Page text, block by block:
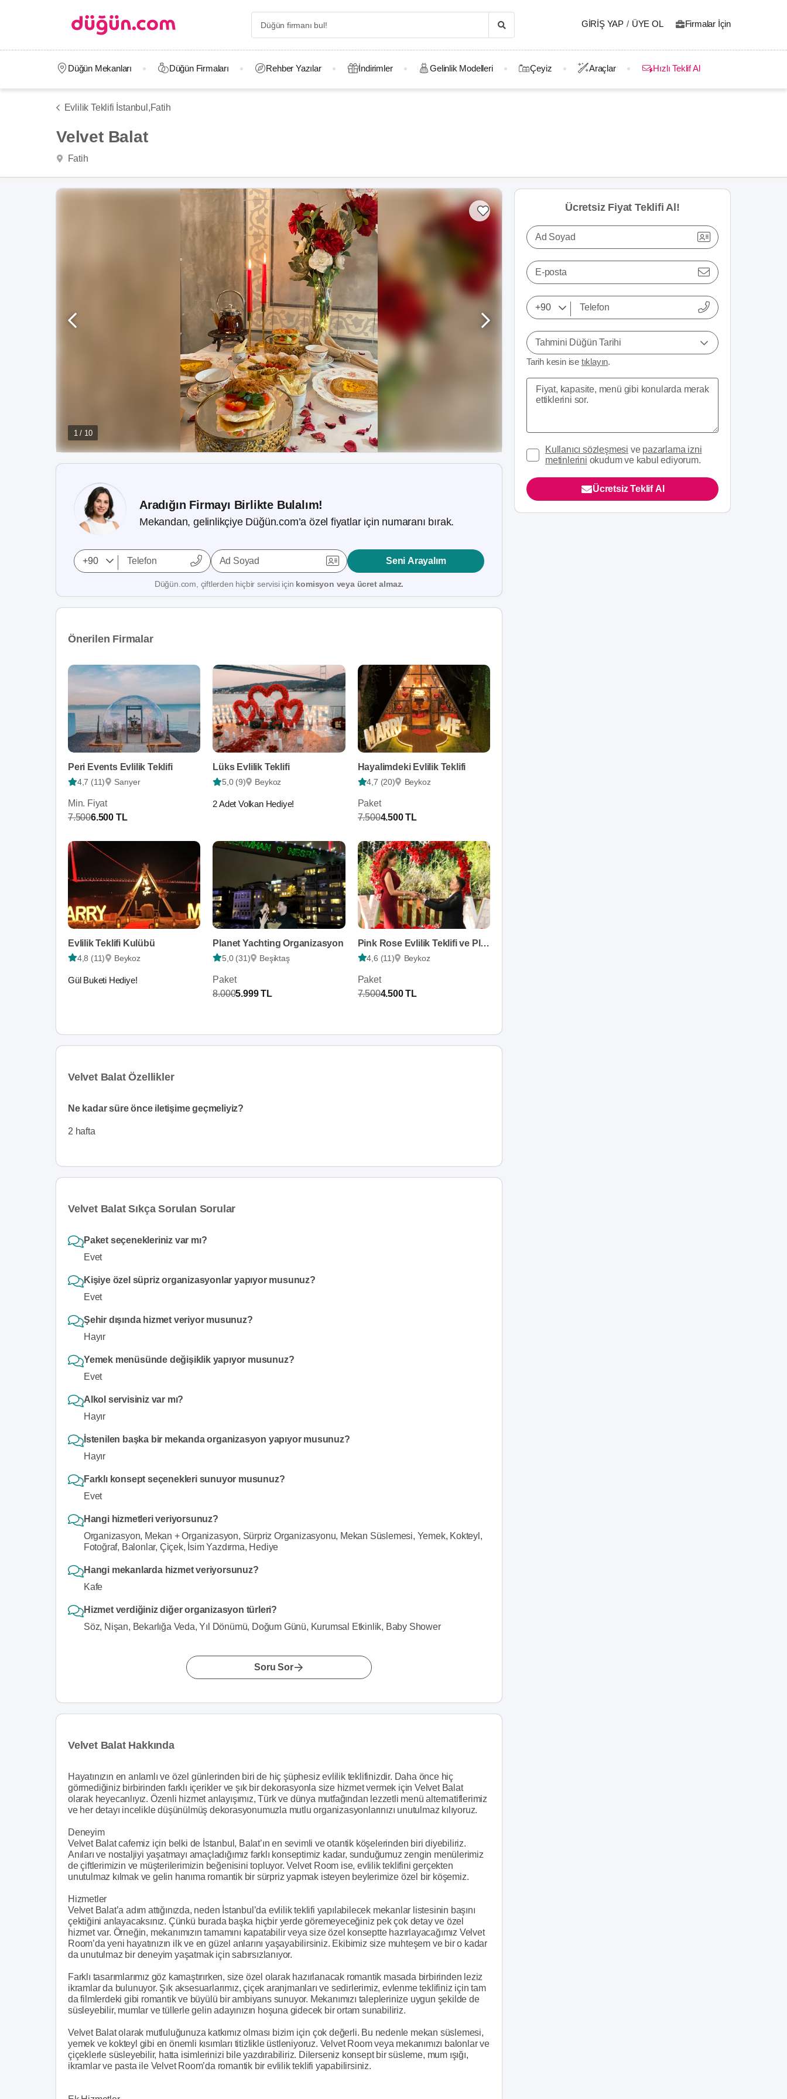
GIRIŞ YAP / ÜYE OL Firmalar İçin
Düğün Mekanları Düğün Firmaları Rehber Yazılar İndirimler Gelinlik Modelleri Çeyiz Araçlar Hızlı Teklif Al
Evlilik Teklifi İstanbul,Fatih
Velvet Balat
Fatih
1 / 10
Aradığın Firmayı Birlikte Bulalım!
Mekandan, gelinlikçiye Düğün.com’a özel fiyatlar için numaranı bırak.
Ad Soyad Seni Arayalım
Düğün.com, çiftlerden hiçbir servisi için komisyon veya ücret almaz.
Önerilen Firmalar
Peri Events Evlilik Teklifi
4,7 (11) Sarıyer
Min. Fiyat
7.5006.500 TL
Lüks Evlilik Teklifi
5,0 (9) Beykoz
2 Adet Volkan Hediye!
Hayalimdeki Evlilik Teklifi
4,7 (20) Beykoz
Paket
7.5004.500 TL
Evlilik Teklifi Kulübü
4,8 (11) Beykoz
Gül Buketi Hediye!
Planet Yachting Organizasyon
5,0 (31) Beşiktaş
Paket
8.0005.999 TL
Pink Rose Evlilik Teklifi ve Plato
4,6 (11) Beykoz
Paket
7.5004.500 TL
Velvet Balat Özellikler
Ne kadar süre önce iletişime geçmeliyiz?
2 hafta
Velvet Balat Sıkça Sorulan Sorular
Paket seçenekleriniz var mı?
Evet
Kişiye özel süpriz organizasyonlar yapıyor musunuz?
Evet
Şehir dışında hizmet veriyor musunuz?
Hayır
Yemek menüsünde değişiklik yapıyor musunuz?
Evet
Alkol servisiniz var mı?
Hayır
İstenilen başka bir mekanda organizasyon yapıyor musunuz?
Hayır
Farklı konsept seçenekleri sunuyor musunuz?
Evet
Hangi hizmetleri veriyorsunuz?
Organizasyon, Mekan + Organizasyon, Sürpriz Organizasyonu, Mekan Süslemesi, Yemek, Kokteyl,
Fotoğraf, Balonlar, Çiçek, İsim Yazdırma, Hediye
Hangi mekanlarda hizmet veriyorsunuz?
Kafe
Hizmet verdiğiniz diğer organizasyon türleri?
Söz, Nişan, Bekarlığa Veda, Yıl Dönümü, Doğum Günü, Kurumsal Etkinlik, Baby Shower
Soru Sor
Velvet Balat Hakkında
Hayatınızın en anlamlı ve özel günlerinden biri de hiç şüphesiz evlilik teklifinizdir. Daha önce hiç
görmediğiniz birbirinden farklı içerikler ve şık bir dekorasyonla size hizmet vermek için Velvet Balat
olarak heyecanlıyız. Özenli hizmet anlayışımız, Türk ve dünya mutfağından lezzetli menü alternatiflerimiz
ve her detayı incelikle düşünülmüş dekorasyonumuzla mutlu organizasyonlarınızı unutulmaz kılıyoruz.
Deneyim
Velvet Balat cafemiz için belki de İstanbul, Balat’ın en sevimli ve otantik köşelerinden biri diyebiliriz.
Anıları ve nostaljiyi yaşatmayı amaçladığımız farklı konseptimiz kadar, sunduğumuz zengin menülerimiz
de çiftlerimizin ve müşterilerimizin beğenisini topluyor. Velvet Room ise, evlilik teklifini gerçekten
unutulmaz kılmak ve gelin hanıma romantik bir sürpriz yapmak isteyen beylerimize özel bir köşemiz.
Hizmetler
Velvet Balat’a adım attığınızda, neden İstanbul’da evlilik teklifi yapılabilecek mekanlar listesinin başını
çektiğini anlayacaksınız. Çünkü burada başka hiçbir yerde göremeyeceğiniz pek çok detay ve özel
hizmet var. Örneğin, mekanımızın tamamını kapatabilir veya size özel konseptte hazırlayacağımız Velvet
Room’da yeni hayatınızın ilk ve en güzel anlarını yaşayabilirsiniz. Ekibimiz size muhteşem ve bir o kadar
da unutulmaz bir deneyim yaşatmak için sabırsızlanıyor.
Farklı tasarımlarımız göz kamaştırırken, size özel olarak hazırlanacak romantik masada birbirinden leziz
ikramlar da bulunuyor. Şık aksesuarlarımız, çiçek aranjmanları ve sedirlerimiz, evlenme teklifiniz için tam
da filmlerdeki gibi romantik ve büyülü bir ambiyans sunuyor. Mekanımızı taleplerinize uygun şekilde de
süsleyebilir, mumlar ve tüllerle gelin adayınızın hoşuna gidecek bir ortam sunabiliriz.
Velvet Balat olarak mutluluğunuza katkımız olması bizim için çok değerli. Bu nedenle mekan süslemesi,
yemek ve kokteyl gibi en önemli kısımları titizlikle üstleniyoruz. Velvet Room veya mekanımızı balonlar ve
çiçeklerle süsleyebilir, hatta isimlerinizi bile yazdırabiliriz. Dilerseniz konsept bir süsleme, mum ışığı,
ikramlar ve pasta ile Velvet Room’da romantik bir evlilik teklifi yapabilirsiniz.
Ücretsiz Fiyat Teklifi Al!
Ad Soyad
E-posta
Tahmini Düğün Tarihi
Tarih kesin ise tıklayın.
Kullanıcı sözleşmesi ve pazarlama izni
metinlerini okudum ve kabul ediyorum.
Ücretsiz Teklif Al